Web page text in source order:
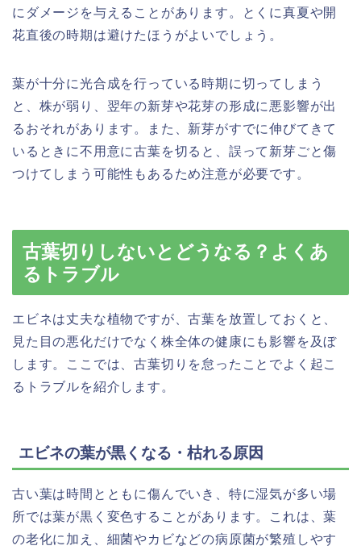
にダメージを与えることがあります。とくに真夏や開
花直後の時期は避けたほうがよいでしょう。
葉が十分に光合成を行っている時期に切ってしまう
と、株が弱り、翌年の新芽や花芽の形成に悪影響が出
るおそれがあります。また、新芽がすでに伸びてきて
いるときに不用意に古葉を切ると、誤って新芽ごと傷
つけてしまう可能性もあるため注意が必要です。
古葉切りしないとどうなる？よくあ
るトラブル
エビネは丈夫な植物ですが、古葉を放置しておくと、
見た目の悪化だけでなく株全体の健康にも影響を及ぼ
します。ここでは、古葉切りを怠ったことでよく起こ
るトラブルを紹介します。
エビネの葉が黒くなる・枯れる原因
古い葉は時間とともに傷んでいき、特に湿気が多い場
所では葉が黒く変色することがあります。これは、葉
の老化に加え、細菌やカビなどの病原菌が繁殖しやす